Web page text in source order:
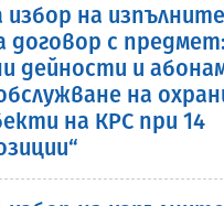
избор на
договор с предмет:
дейности и
на
на КРС при 14